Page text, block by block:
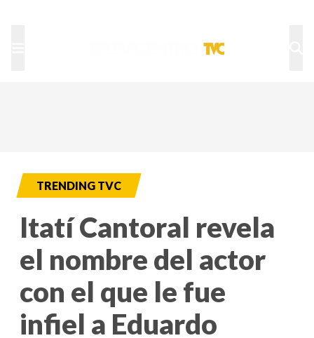
TRENDING TVC
Itatí Cantoral revela
el nombre del actor
con el que le fue
infiel a Eduardo